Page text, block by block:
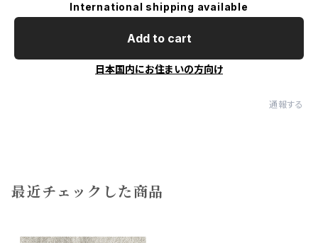
International shipping available
Add to cart
日本国内にお住まいの方向け
通報する
最近チェックした商品